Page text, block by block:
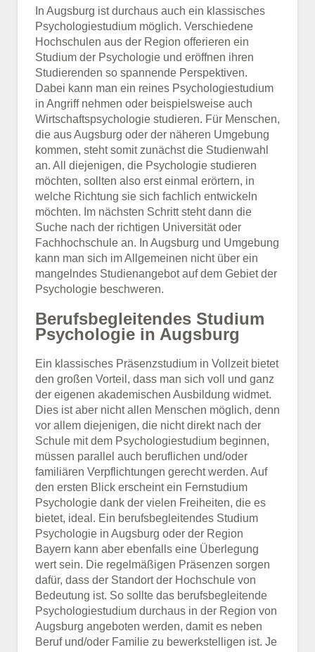
In Augsburg ist durchaus auch ein klassisches
Psychologiestudium möglich. Verschiedene
Hochschulen aus der Region offerieren ein
Studium der Psychologie und eröffnen ihren
Studierenden so spannende Perspektiven.
Dabei kann man ein reines Psychologiestudium
in Angriff nehmen oder beispielsweise auch
Wirtschaftspsychologie studieren. Für Menschen,
die aus Augsburg oder der näheren Umgebung
kommen, steht somit zunächst die Studienwahl
an. All diejenigen, die Psychologie studieren
möchten, sollten also erst einmal erörtern, in
welche Richtung sie sich fachlich entwickeln
möchten. Im nächsten Schritt steht dann die
Suche nach der richtigen Universität oder
Fachhochschule an. In Augsburg und Umgebung
kann man sich im Allgemeinen nicht über ein
mangelndes Studienangebot auf dem Gebiet der
Psychologie beschweren.
Berufsbegleitendes Studium
Psychologie in Augsburg
Ein klassisches Präsenzstudium in Vollzeit bietet
den großen Vorteil, dass man sich voll und ganz
der eigenen akademischen Ausbildung widmet.
Dies ist aber nicht allen Menschen möglich, denn
vor allem diejenigen, die nicht direkt nach der
Schule mit dem Psychologiestudium beginnen,
müssen parallel auch beruflichen und/oder
familiären Verpflichtungen gerecht werden. Auf
den ersten Blick erscheint ein Fernstudium
Psychologie dank der vielen Freiheiten, die es
bietet, ideal. Ein berufsbegleitendes Studium
Psychologie in Augsburg oder der Region
Bayern kann aber ebenfalls eine Überlegung
wert sein. Die regelmäßigen Präsenzen sorgen
dafür, dass der Standort der Hochschule von
Bedeutung ist. So sollte das berufsbegleitende
Psychologiestudium durchaus in der Region von
Augsburg angeboten werden, damit es neben
Beruf und/oder Familie zu bewerkstelligen ist. Je